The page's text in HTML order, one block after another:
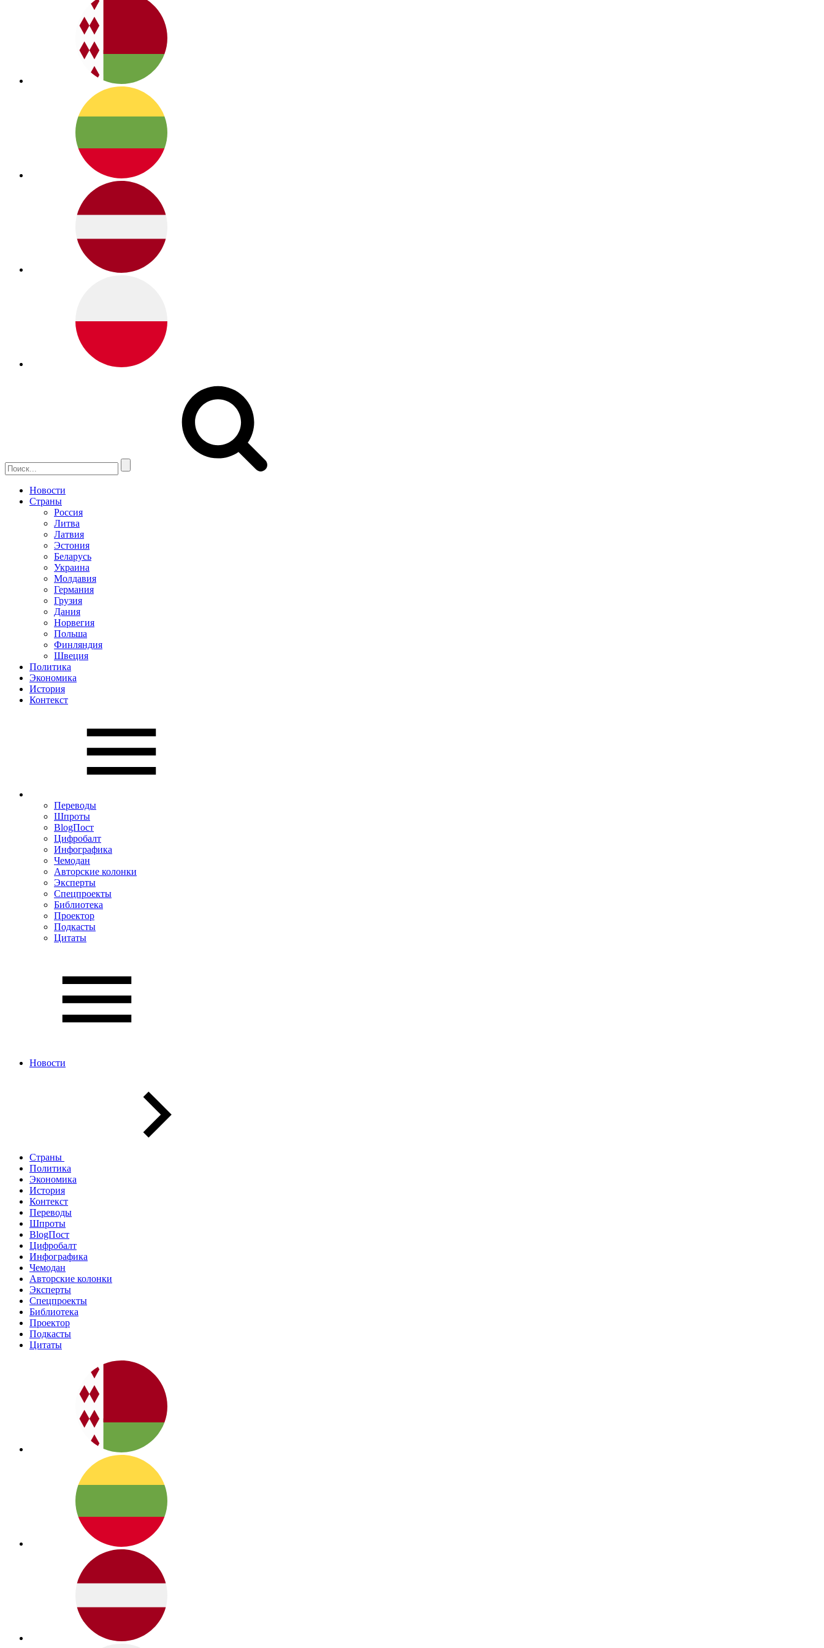
Новости
Страны
Россия
Литва
Латвия
Эстония
Беларусь
Украина
Молдавия
Германия
Грузия
Дания
Норвегия
Польша
Финляндия
Швеция
Политика
Экономика
История
Контекст
Переводы
Шпроты
BlogПост
Цифробалт
Инфографика
Чемодан
Авторские колонки
Эксперты
Спецпроекты
Библиотека
Проектор
Подкасты
Цитаты
Новости
Страны
Политика
Экономика
История
Контекст
Переводы
Шпроты
BlogПост
Цифробалт
Инфографика
Чемодан
Авторские колонки
Эксперты
Спецпроекты
Библиотека
Проектор
Подкасты
Цитаты